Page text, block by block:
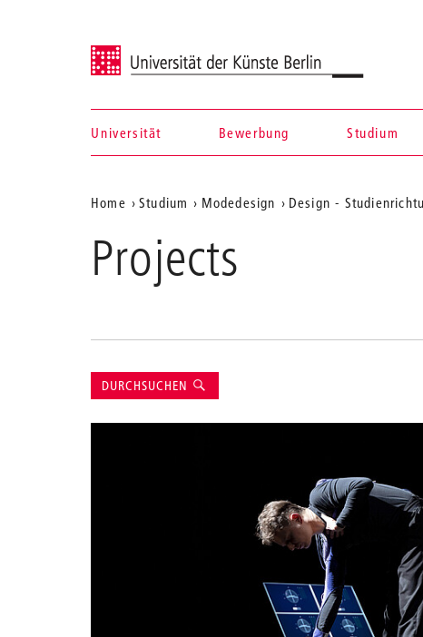
Universität der Künste Berlin
Navigation &
Suche
Universität Bewerbung Studium
Aktuelle
Position
auf
Home Studium Modedesign Design -
Projects
Suche
DURCHSUCHEN